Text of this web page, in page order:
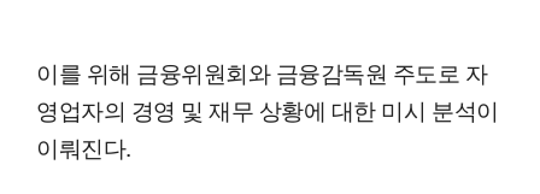
이를 위해 금융위원회와 금융감독원 주도로 자
영업자의 경영 및 재무 상황에 대한 미시 분석이
이뤄진다.